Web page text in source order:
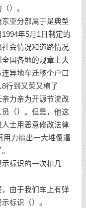
）。
亚分部属于是典型
年5月1日制定的
会情况和道路情况
国各地的规章上大
异地车迁移个户口
行到又菜又横了
亲力亲为开源节流改
（）。但是，他这
士用恶意修改法律
用力搞出一大堆傻逼
示标识的一次扣几
由于我们车上有弹
标识（）。